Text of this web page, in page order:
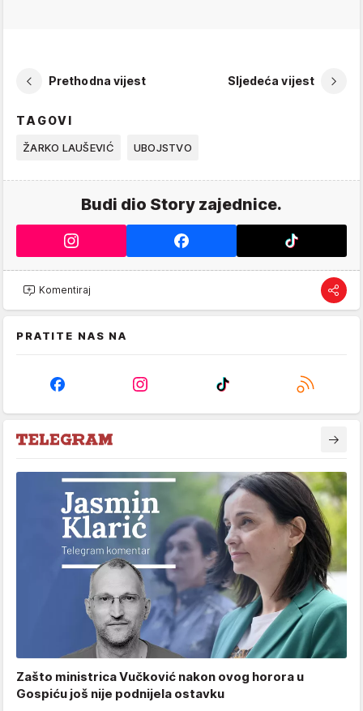
Prethodna vijest Sljedeća vijest
TAGOVI
ŽARKO LAUŠEVIĆ UBOJSTVO
Budi dio Story zajednice.
Komentiraj
PRATITE NAS NA
Zašto ministrica Vučković nakon ovog horora u
Gospiću još nije podnijela ostavku